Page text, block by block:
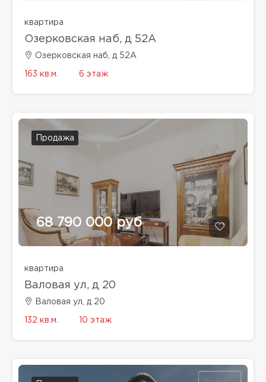
квартира
Озерковская наб, д 52А
Озерковская наб, д 52А
163 кв.м. 6 этаж
Продажа
68 790 000 руб
квартира
Валовая ул, д 20
Валовая ул, д 20
132 кв.м. 10 этаж